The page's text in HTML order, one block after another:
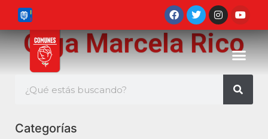
Olga Marcela Rico
Categorías